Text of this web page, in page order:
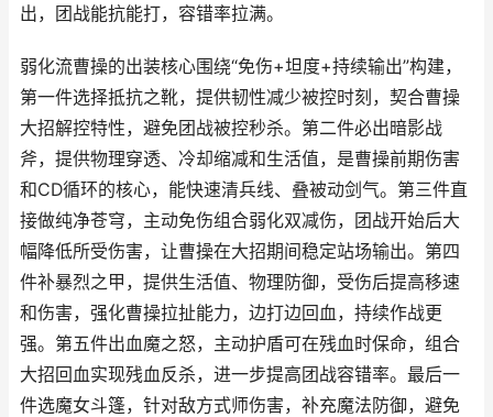
出，团战能抗能打，容错率拉满。
弱化流曹操的出装核心围绕“免伤+坦度+持续输出”构建，
第一件选择抵抗之靴，提供韧性减少被控时刻，契合曹操
大招解控特性，避免团战被控秒杀。第二件必出暗影战
斧，提供物理穿透、冷却缩减和生活值，是曹操前期伤害
和CD循环的核心，能快速清兵线、叠被动剑气。第三件直
接做纯净苍穹，主动免伤组合弱化双减伤，团战开始后大
幅降低所受伤害，让曹操在大招期间稳定站场输出。第四
件补暴烈之甲，提供生活值、物理防御，受伤后提高移速
和伤害，强化曹操拉扯能力，边打边回血，持续作战更
强。第五件出血魔之怒，主动护盾可在残血时保命，组合
大招回血实现残血反杀，进一步提高团战容错率。最后一
件选魔女斗篷，针对敌方式师伤害，补充魔法防御，避免